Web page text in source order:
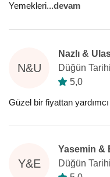
Yemekleri...devam
N&U
Nazlı &
Düğün
5,0
Güzel bir fiyattan
Y&E
Yasemin &
Düğün